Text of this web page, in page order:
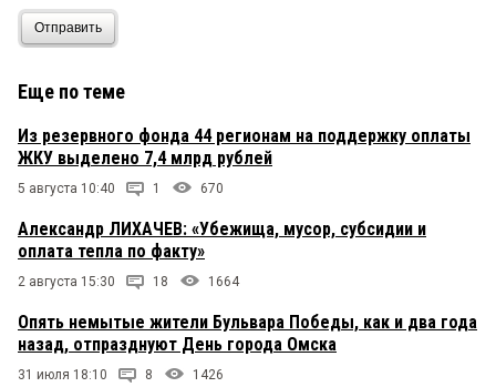
Отправить
Еще по теме
Из резервного фонда 44 регионам на поддержку оплаты
ЖКУ выделено 7,4 млрд рублей
5 августа 10:40 1 670
Александр ЛИХАЧЕВ: «Убежища, мусор, субсидии и
оплата тепла по факту»
2 августа 15:30 18 1664
Опять немытые жители Бульвара Победы, как и два года
назад, отпразднуют День города Омска
31 июля 18:10 8 1426